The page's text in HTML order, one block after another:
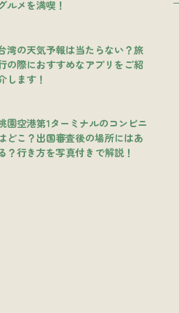
ルメを満喫！
湾の天気予報は当たらない？旅
の際におすすめなアプリをご紹
します！
園空港第1ターミナルのコンビニ
どこ？出国審査後の場所にはあ
る？行き方を写真付きで解説！